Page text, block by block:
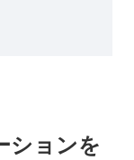
ションを